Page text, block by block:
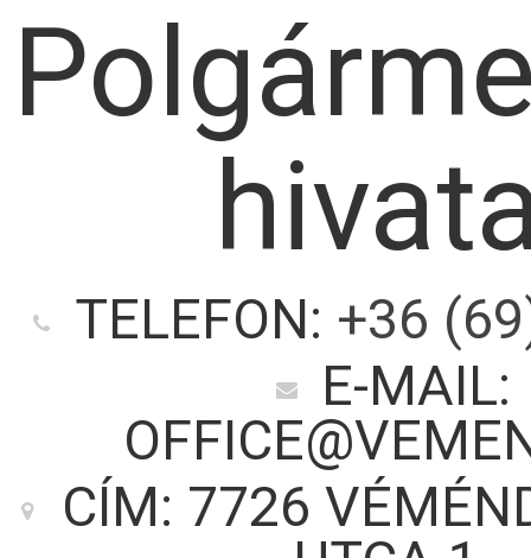
TELEFON: +36
E-MAIL:
CÍM: 7726